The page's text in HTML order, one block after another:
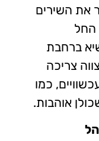
את השירים
החל
ברחבת
צריכה
כמו
אוהבות.